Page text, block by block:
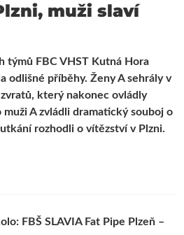
muži slaví
týmů FBC VHST Kutná Hora
odlišné příběhy. Ženy A sehrály v
který nakonec ovládly
A zvládli dramatický souboj o
rozhodli o vítězství v Plzni.
FBŠ SLAVIA Fat Pipe Plzeň –